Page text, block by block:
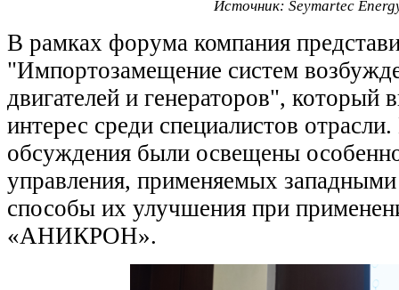
Источник: Seymartec
В рамках форума компания
"Импортозамещение систем
двигателей и генераторов", который
интерес среди специалистов
обсуждения были освещены
управления, применяемых
способы их улучшения при
«АНИКРОН».